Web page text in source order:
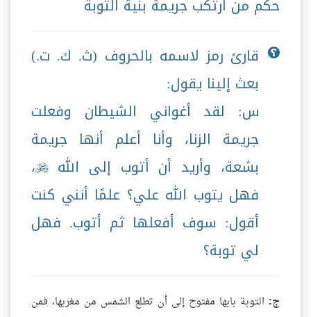
حكم من ارتكب جريمة بنية التوبة
قارئ رمز لاسمه بالحروف (ث. ك. ت.)
بعث إلينا يقول:
س: لقد أغواني الشيطان وفعلت
جريمة الزنا، وأنا أعلم أنها جريمة
بشعة، وأريد أن أتوب إلى الله،
فهل يتوب الله علي؟ علمًا أنني كنت
أقول: سوف أفعلها ثم أتوب. فهل
لي توبة؟
ج: التوبة بابها مفتوح إلى أن تطلع الشمس من مغربها، فمن